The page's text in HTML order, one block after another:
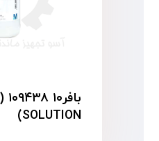
SOLUTION)